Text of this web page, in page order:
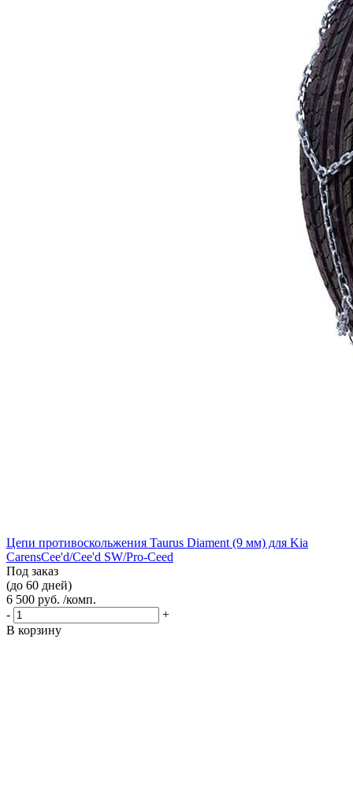
Цепи противоскольжения Taurus Diament (9 мм) для Kia
CarensCee'd/Cee'd SW/Pro-Ceed
Под заказ
(до 60 дней)
6 500 руб. /комп.
-
+
В корзину